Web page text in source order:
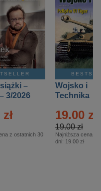
–
3/2026
z ostatnich 30
Wojsko i
Technika
– 2/2026
19.00 zł
19.00 zł
Najniższa cena z
dni: 19.00 zł